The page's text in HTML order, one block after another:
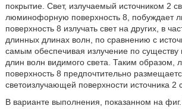
покрытие. Свет, излучаемый источником 2
люминофорную поверхность 8, побуждает
поверхность 8 излучать свет на других, в
длинных длинах волн, по сравнению с
самым обеспечивая излучение по существу
длин волн видимого света. Таким
поверхность 8 предпочтительно
светоизлучающей поверхности источника 2
В варианте выполнения, показанном на